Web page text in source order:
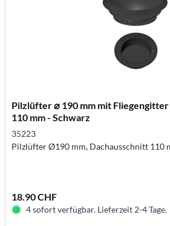
Pilzlüfter ⌀ 190 mm mit
110 mm - Schwarz
35223
Pilzlüfter Ø190 mm, Dachausschnitt 110
18.90 CHF
4 sofort verfügbar. Lieferzeit 2-4 Tage.